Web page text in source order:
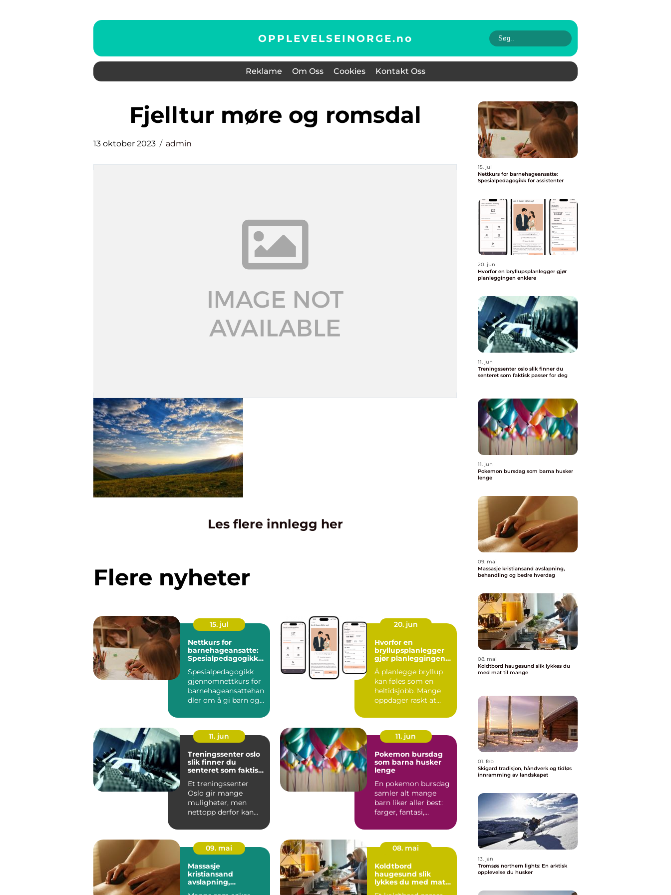
OPPLEVELSEINORGE.no
Reklame Om Oss Cookies Kontakt Oss
fjelltur møre og romsdal
13 oktober 2023 admin
Les flere innlegg her
Flere nyheter
15. jul
Nettkurs for
barnehageansatte:
Spesialpedagogikk
Spesialpedagogikk
gjennomnettkurs for
barnehageansattehan
dler om å gi barn og
20. jun
Hvorfor en
bryllupsplanlegger
gjør planleggingen
enklere
Å planlegge bryllup
kan føles som en
heltidsjobb. Mange
oppdager raskt at
bare ha...
11. jun
Treningssenter oslo
slik finner du
senteret som faktisk
Et treningssenter
Oslo gir mange
muligheter, men
nettopp derfor kan
vanskelig å vite h...
11. jun
Pokemon bursdag
som barna husker
lenge
En pokemon bursdag
samler alt mange
barn liker aller best:
farger, fantasi,
ve...
09. mai
Massasje
kristiansand
avslapning,
08. mai
Koldtbord
haugesund slik
lykkes du med mat
15. jul
Nettkurs for barnehageansatte:
Spesialpedagogikk for assistenter
20. jun
Hvorfor en bryllupsplanlegger gjør
planleggingen enklere
11. jun
Treningssenter oslo slik finner du
senteret som faktisk passer for deg
11. jun
Pokemon bursdag som barna husker
lenge
09. mai
Massasje kristiansand avslapning,
behandling og bedre hverdag
08. mai
Koldtbord haugesund slik lykkes du
med mat til mange
01. feb
Skigard tradisjon, håndverk og tidløs
innramming av landskapet
13. jan
Tromsøs northern lights: En arktisk
opplevelse du husker